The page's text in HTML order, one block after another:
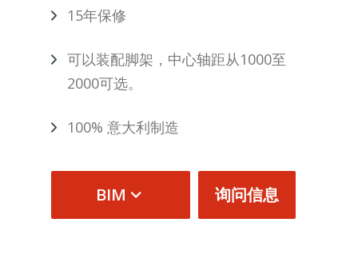
15年保修
可以装配脚架，中心轴距从1000至
2000可选。
100% 意大利制造
询问信息
BIM